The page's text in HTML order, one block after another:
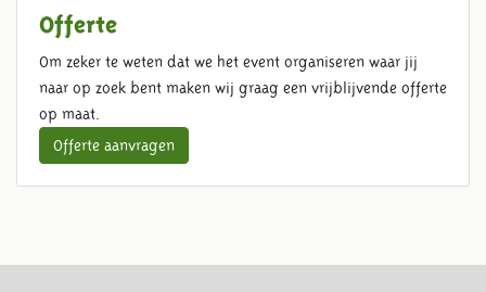
Offerte
Om zeker te weten dat we het event organiseren waar jij
naar op zoek bent maken wij graag een vrijblijvende offerte
op maat.
Offerte aanvragen